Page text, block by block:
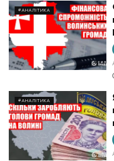
#АНАЛІТИКА
#АНАЛІТИКА